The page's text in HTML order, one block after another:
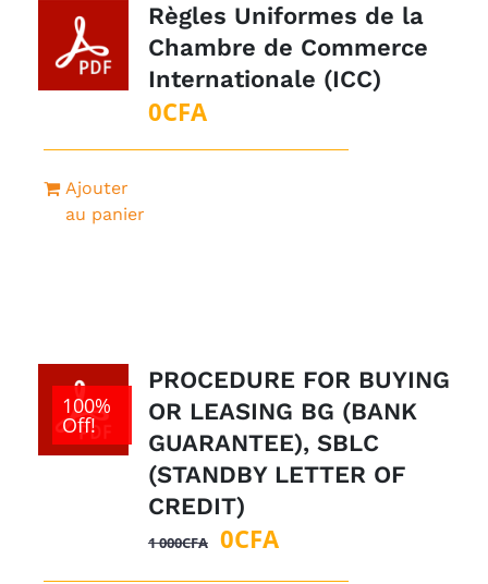
Règles Uniformes de la
Chambre de Commerce
Internationale (ICC)
0CFA
Ajouter
au panier
100%
Off!
PROCEDURE FOR BUYING
OR LEASING BG (BANK
GUARANTEE), SBLC
(STANDBY LETTER OF
CREDIT)
1 000CFA
Le
0CFALe